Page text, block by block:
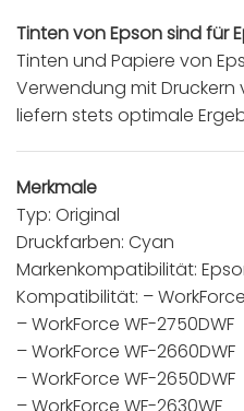
Tinten von Epson sind für
Tinten und Papiere von
Verwendung mit
liefern stets optimale
Merkmale
Typ: Original
Druckfarben: Cyan
Markenkompatibilität:
Kompatibilität: –
– WorkForce WF-2750DWF
– WorkForce WF-2660DWF
– WorkForce WF-2650DWF